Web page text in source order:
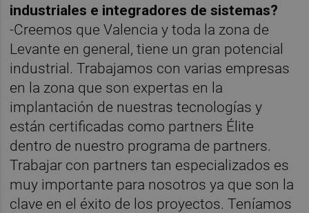
industriales e integradores de sistemas?
-Creemos que Valencia y toda la zona de
Levante en general, tiene un gran potencial
industrial. Trabajamos con varias empresas
en la zona que son expertas en la
implantación de nuestras tecnologías y
están certificadas como partners Élite
dentro de nuestro programa de partners.
Trabajar con partners tan especializados es
muy importante para nosotros ya que son la
clave en el éxito de los proyectos. Teníamos